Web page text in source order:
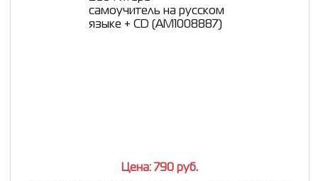
Цена: 790 руб.